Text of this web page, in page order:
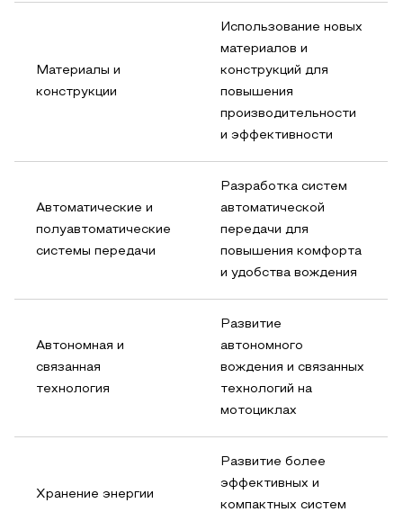
Материалы и
конструкции
Использование новых
материалов и
конструкций для
повышения
производительности
и эффективности
Автоматические и
полуавтоматические
системы передачи
Разработка систем
автоматической
передачи для
повышения комфорта
и удобства вождения
Автономная и
связанная
технология
Развитие
автономного
вождения и связанных
технологий на
мотоциклах
Хранение энергии
Развитие более
эффективных и
компактных систем